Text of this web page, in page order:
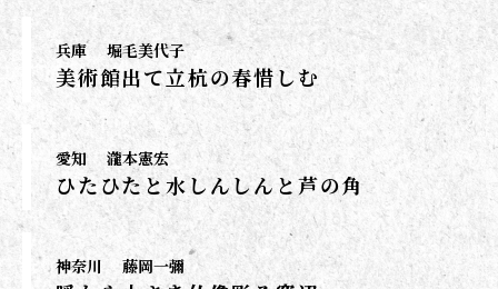
兵庫 堀毛美代子
美術館出て立杭の春惜しむ
愛知 瀧本憲宏
ひたひたと水しんしんと芦の角
神奈川 藤岡一彌